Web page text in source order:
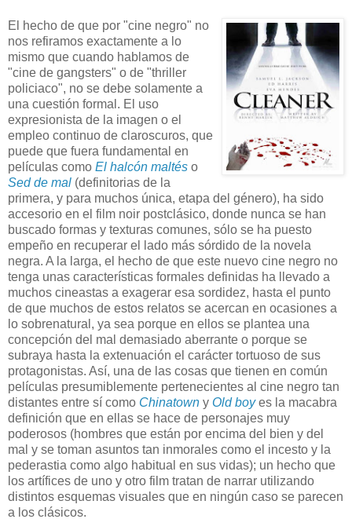
El hecho de que por "cine negro" no
nos refiramos exactamente a lo
mismo que cuando hablamos de
"cine de gangsters" o de "thriller
policiaco", no se debe solamente a
una cuestión formal. El uso
expresionista de la imagen o el
empleo continuo de claroscuros, que
puede que fuera fundamental en
películas como El halcón maltés o
Sed de mal (definitorias de la
primera, y para muchos única, etapa del género), ha sido
accesorio en el film noir postclásico, donde nunca se han
buscado formas y texturas comunes, sólo se ha puesto
empeño en recuperar el lado más sórdido de la novela
negra. A la larga, el hecho de que este nuevo cine negro no
tenga unas características formales definidas ha llevado a
muchos cineastas a exagerar esa sordidez, hasta el punto
de que muchos de estos relatos se acercan en ocasiones a
lo sobrenatural, ya sea porque en ellos se plantea una
concepción del mal demasiado aberrante o porque se
subraya hasta la extenuación el carácter tortuoso de sus
protagonistas. Así, una de las cosas que tienen en común
películas presumiblemente pertenecientes al cine negro tan
distantes entre sí como Chinatown y Old boyes la macabra
definición que en ellas se hace de personajes muy
poderosos (hombres que están por encima del bien y del
mal y se toman asuntos tan inmorales como el incesto y la
pederastia como algo habitual en sus vidas); un hecho que
los artífices de uno y otro film tratan de narrar utilizando
distintos esquemas visuales que en ningún caso se parecen
a los clásicos.